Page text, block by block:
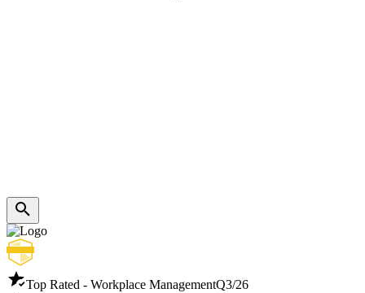
Top Rated - Workplace ManagementQ3/26